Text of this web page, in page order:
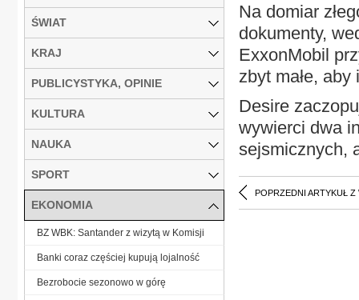
Na domiar
dokumenty,
ExxonMobil
zbyt małe, aby
Desire
wywierci dwa
sejsmicznych,
POPRZEDNI ARTYKUŁ Z
ŚWIAT
KRAJ
PUBLICYSTYKA, OPINIE
KULTURA
NAUKA
SPORT
EKONOMIA
BZ WBK: Santander z wizytą w Komisji
Banki coraz częściej kupują lojalność
Bezrobocie sezonowo w górę